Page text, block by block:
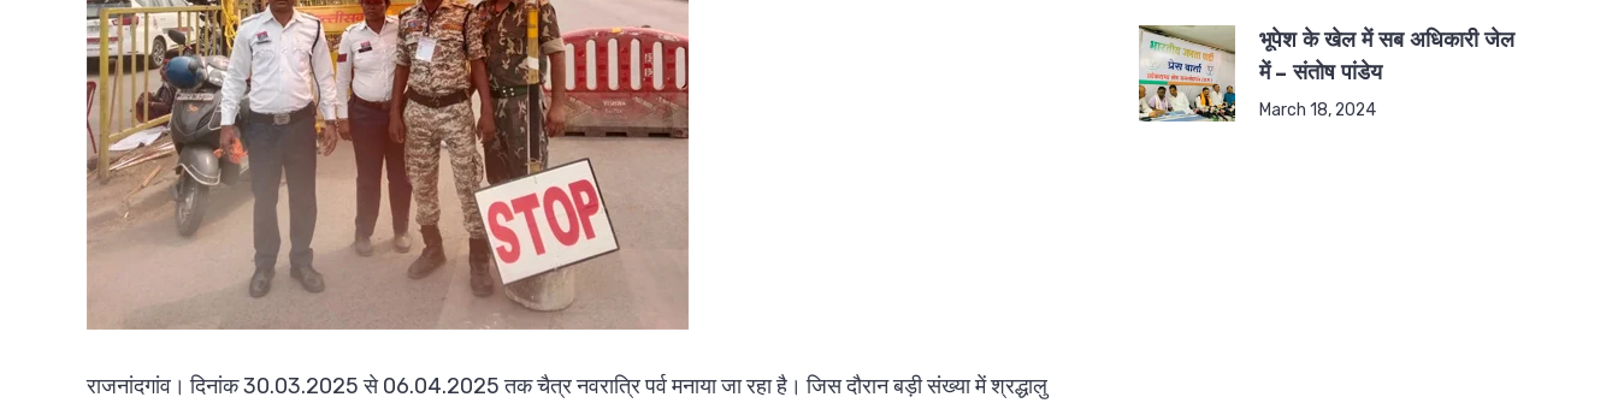
राजनांदगांव। दिनांक 30.03.2025 से 06.04.2025 तक चैत्र नवरात्रि पर्व मनाया जा रहा है। जिस दौरान बड़ी संख्या में श्रद्धालु
भूपेश के खेल में सब अधिकारी जेल
में – संतोष पांडेय
March 18, 2024